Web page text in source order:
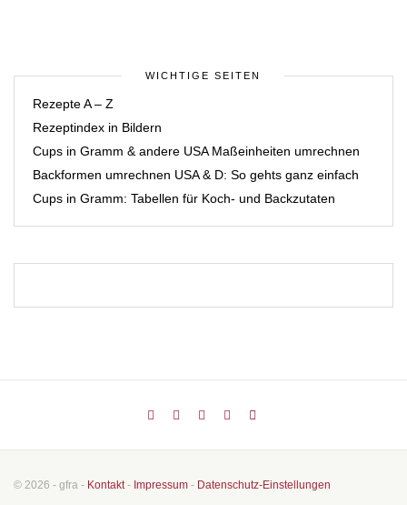
WICHTIGE SEITEN
Rezepte A – Z
Rezeptindex in Bildern
Cups in Gramm & andere USA Maßeinheiten umrechnen
Backformen umrechnen USA & D: So gehts ganz einfach
Cups in Gramm: Tabellen für Koch- und Backzutaten
© 2026 - gfra - Kontakt- Impressum - Datenschutz-Einstellungen